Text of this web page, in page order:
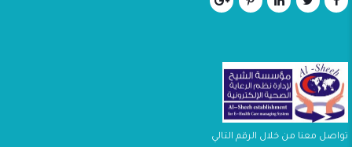
تواصل معنا من خلال الرقم التالي